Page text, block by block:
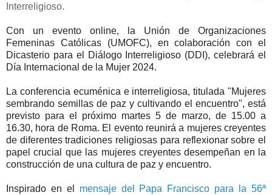
Interreligioso.
Con un evento online, la Unión de Organizaciones
Femeninas Católicas (UMOFC), en colaboración con el
Dicasterio para el Diálogo Interreligioso (DDI), celebrará el
Día Internacional de la Mujer 2024.
La conferencia ecuménica e interreligiosa, titulada "Mujeres
sembrando semillas de paz y cultivando el encuentro", está
previsto para el próximo martes 5 de marzo, de 15.00 a
16.30, hora de Roma. El evento reunirá a mujeres creyentes
de diferentes tradiciones religiosas para reflexionar sobre el
papel crucial que las mujeres creyentes desempeñan en la
construcción de una cultura de paz y encuentro.
Inspirado en el mensaje del Papa Francisco para la 56ª